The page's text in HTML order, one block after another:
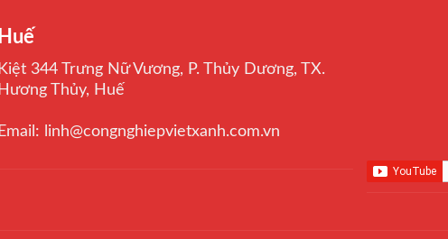
Huế
Kiệt 344 Trưng Nữ Vương, P. Thủy Dương, TX.
Hương Thủy, Huế
Email: linh@congnghiepvietxanh.com.vn